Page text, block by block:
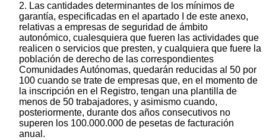
2. Las cantidades determinantes de los mínimos de
garantía, especificadas en el apartado I de este anexo,
relativas a empresas de seguridad de ámbito
autonómico, cualesquiera que fueren las actividades que
realicen o servicios que presten, y cualquiera que fuere la
población de derecho de las correspondientes
Comunidades Autónomas, quedarán reducidas al 50 por
100 cuando se trate de empresas que, en el momento de
la inscripción en el Registro, tengan una plantilla de
menos de 50 trabajadores, y asimismo cuando,
posteriormente, durante dos años consecutivos no
superen los 100.000.000 de pesetas de facturación
anual.